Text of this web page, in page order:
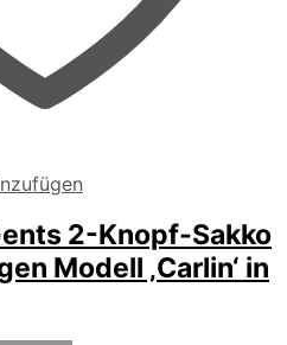
2-Knopf-Sakko
Modell ‚Carlin‘ in